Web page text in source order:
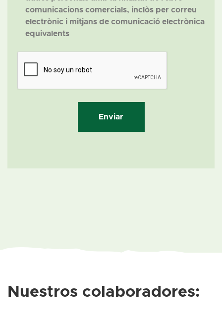
comunicacions comercials, inclòs per correu
electrònic i mitjans de comunicació electrònica
equivalents
Nuestros colaboradores: